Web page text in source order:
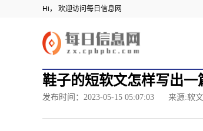
Hi， 欢迎访问每日信息网
鞋子的短软文怎样写出一
发布时间：2023-05-15 05:07:03 来源:软